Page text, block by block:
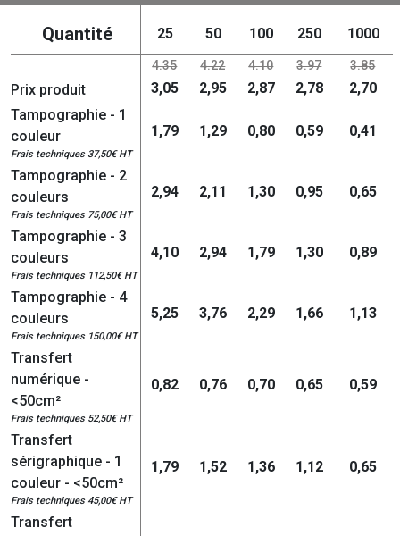
Quantité 25 50 100 250 1000
4.35 4.22 4.10 3.97 3.85
Prix produit 3,05 2,95 2,87 2,78
2,70
Tampographie - 1
couleur
Frais techniques 37,50€ HT
1,79 1,29 0,80 0,59 0,41
Tampographie - 2
couleurs
Frais techniques 75,00€ HT
2,94 2,11 1,30 0,95 0,65
Tampographie - 3
couleurs
Frais techniques 112,50€ HT
4,10 2,94 1,79 1,30 0,89
Tampographie - 4
couleurs
Frais techniques 150,00€ HT
5,25 3,76 2,29 1,66 1,13
Transfert
numérique -
<50cm²
Frais techniques 52,50€ HT
0,82 0,76 0,70 0,65 0,59
Transfert
sérigraphique - 1
couleur - <50cm²
Frais techniques 45,00€ HT
1,79 1,52 1,36 1,12 0,65
Transfert